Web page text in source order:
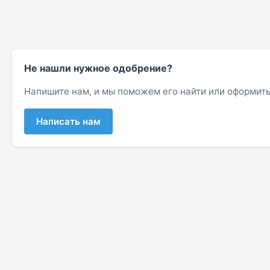
Не нашли нужное одобрение?
Напишите нам, и мы поможем его найти или
Написать нам